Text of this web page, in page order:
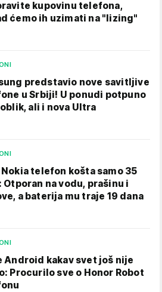
kupovinu telefona,
ćemo ih uzimati na "lizing"
predstavio nove savitljive
u Srbiji! U ponudi potpuno
ali i nova Ultra
Nokia telefon košta samo 35
Otporan na vodu, prašinu i
a baterija mu traje 19 dana
Android kakav svet još nije
Procurilo sve o Honor Robot